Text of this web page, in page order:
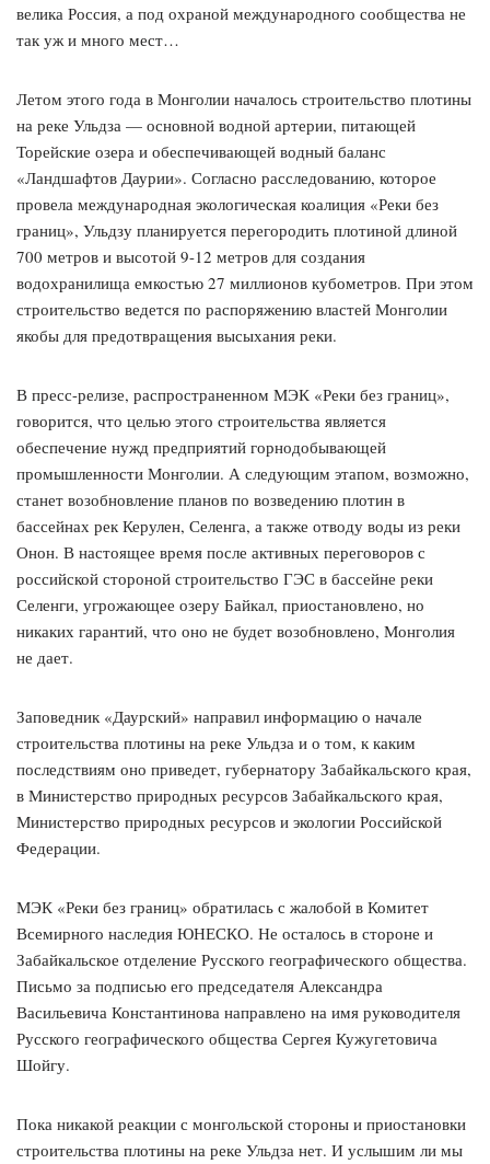
велика Россия, а под охраной международного сообщества не
так уж и много мест…
Летом этого года в Монголии началось строительство плотины
на реке Ульдза — основной водной артерии, питающей
Торейские озера и обеспечивающей водный баланс
«Ландшафтов Даурии». Согласно расследованию, которое
провела международная экологическая коалиция «Реки без
границ», Ульдзу планируется перегородить плотиной длиной
700 метров и высотой 9-12 метров для создания
водохранилища емкостью 27 миллионов кубометров. При этом
строительство ведется по распоряжению властей Монголии
якобы для предотвращения высыхания реки.
В пресс-релизе, распространенном МЭК «Реки без границ»,
говорится, что целью этого строительства является
обеспечение нужд предприятий горнодобывающей
промышленности Монголии. А следующим этапом, возможно,
станет возобновление планов по возведению плотин в
бассейнах рек Керулен, Селенга, а также отводу воды из реки
Онон. В настоящее время после активных переговоров с
российской стороной строительство ГЭС в бассейне реки
Селенги, угрожающее озеру Байкал, приостановлено, но
никаких гарантий, что оно не будет возобновлено, Монголия
не дает.
Заповедник «Даурский» направил информацию о начале
строительства плотины на реке Ульдза и о том, к каким
последствиям оно приведет, губернатору Забайкальского края,
в Министерство природных ресурсов Забайкальского края,
Министерство природных ресурсов и экологии Российской
Федерации.
МЭК «Реки без границ» обратилась с жалобой в Комитет
Всемирного наследия ЮНЕСКО. Не осталось в стороне и
Забайкальское отделение Русского географического общества.
Письмо за подписью его председателя Александра
Васильевича Константинова направлено на имя руководителя
Русского географического общества Сергея Кужугетовича
Шойгу.
Пока никакой реакции с монгольской стороны и приостановки
строительства плотины на реке Ульдза нет. И услышим ли мы